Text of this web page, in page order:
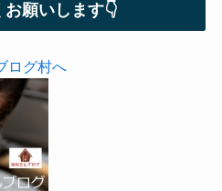
願いします👇